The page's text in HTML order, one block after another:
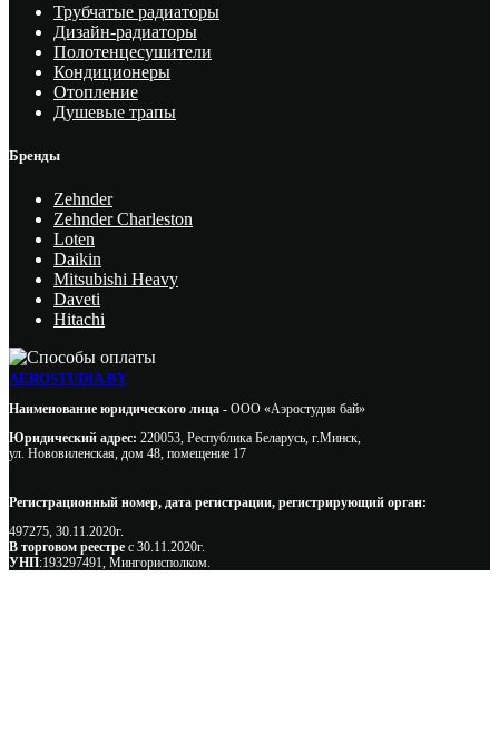
Трубчатые радиаторы
Дизайн-радиаторы
Полотенцесушители
Кондиционеры
Отопление
Душевые трапы
Бренды
Zehnder
Zehnder Charleston
Loten
Daikin
Mitsubishi Heavy
Daveti
Hitachi
AEROSTUDIA.BY
Наименование юридического лица - ООО «Аэростудия бай»
Юридический адрес: 220053, Республика Беларусь, г.Минск,
ул. Нововиленская, дом 48, помещение 17
Регистрационный номер, дата регистрации, регистрирующий орган:
497275, 30.11.2020г.
В торговом реестре с 30.11.2020г.
УНП:193297491, Мингорисполком.